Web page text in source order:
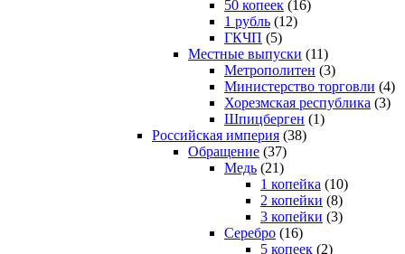
50 копеек (16)
1 рубль (12)
ГКЧП (5)
Местные выпуски (11)
Метрополитен (3)
Министерство торговли (4)
Хорезмская республика (3)
Шпицберген (1)
Российская империя (38)
Обращение (37)
Медь (21)
1 копейка (10)
2 копейки (8)
3 копейки (3)
Серебро (16)
5 копеек (2)